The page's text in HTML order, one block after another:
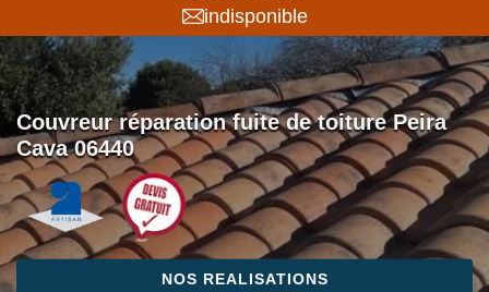
indisponible
Couvreur réparation fuite de toiture Peira
Cava 06440
NOS REALISATIONS